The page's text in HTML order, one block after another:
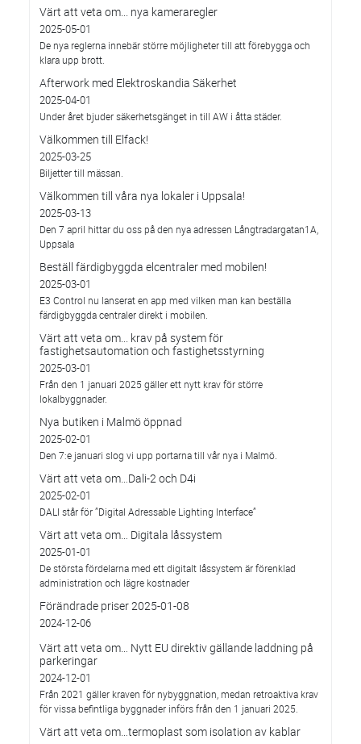
Värt att veta om... nya kameraregler
2025-05-01
De nya reglerna innebär större möjligheter till att förebygga och
klara upp brott.
Afterwork med Elektroskandia Säkerhet
2025-04-01
Under året bjuder säkerhetsgänget in till AW i åtta städer.
Välkommen till Elfack!
2025-03-25
Biljetter till mässan.
Välkommen till våra nya lokaler i Uppsala!
2025-03-13
Den 7 april hittar du oss på den nya adressen Långtradargatan1A,
Uppsala
Beställ färdigbyggda elcentraler med mobilen!
2025-03-01
E3 Control nu lanserat en app med vilken man kan beställa
färdigbyggda centraler direkt i mobilen.
Värt att veta om... krav på system för
fastighetsautomation och fastighetsstyrning
2025-03-01
Från den 1 januari 2025 gäller ett nytt krav för större
lokalbyggnader.
Nya butiken i Malmö öppnad
2025-02-01
Den 7:e januari slog vi upp portarna till vår nya i Malmö.
Värt att veta om…Dali-2 och D4i
2025-02-01
DALI står för ”Digital Adressable Lighting Interface”
Värt att veta om… Digitala låssystem
2025-01-01
De största fördelarna med ett digitalt låssystem är förenklad
administration och lägre kostnader
Förändrade priser 2025-01-08
2024-12-06
Värt att veta om… Nytt EU direktiv gällande laddning på
parkeringar
2024-12-01
Från 2021 gäller kraven för nybyggnation, medan retroaktiva krav
för vissa befintliga byggnader införs från den 1 januari 2025.
Värt att veta om…termoplast som isolation av kablar